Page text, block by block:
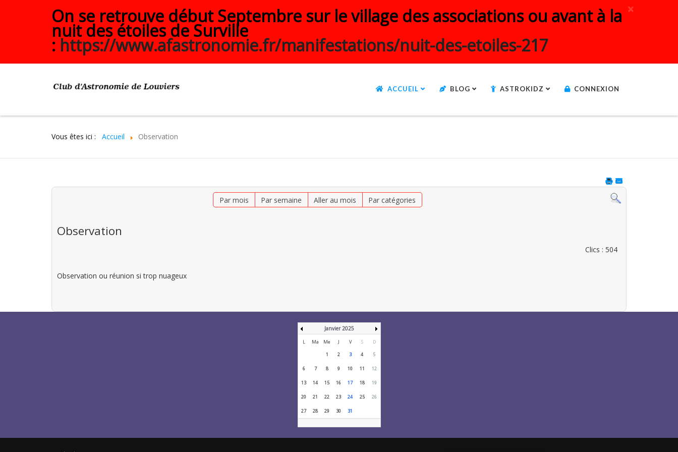
×
On se retrouve début Septembre sur le village des associations ou avant à la
nuit des étoiles de Surville
: https://www.afastronomie.fr/manifestations/nuit-des-etoiles-217
ACCUEIL BLOG ASTROKIDZ CONNEXION
Vous êtes ici : Accueil Observation
Par mois Par semaine Aller au mois Par catégories
Observation
Clics : 504
Observation ou réunion si trop nuageux
Janvier 2025
L Ma Me J V S
D
1
2 3 4 5
6 7 8 9 10 11 12
13 14 15 16 17 18 19
20 21 22 23 24 25 26
27 28 29 30 31